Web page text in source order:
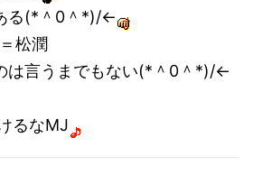
る(*＾0＾*)/←
松潤
は言うまでもない(*＾0＾*)/←
るなMJ